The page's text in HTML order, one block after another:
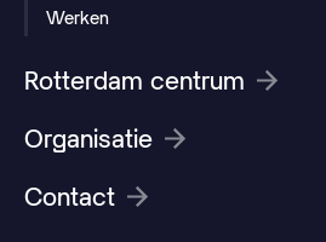
Werken
Rotterdam centrum
Organisatie
Contact